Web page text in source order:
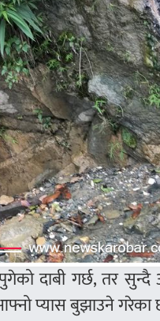
दाबी गर्छ, तर सुन्दै
प्यास बुझाउने गरेका